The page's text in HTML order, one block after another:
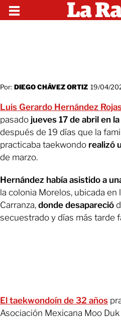
Por: DIEGO CHÁVEZ ORTIZ 19/04/
Luis Gerardo Hernández
pasado jueves 17 de abril en
después de 19 días que la
practicaba taekwondo realizó
de marzo.
Hernández había asistido a
la colonia Morelos, ubicada en
Carranza, donde desapareció
secuestrado y días más tarde
El taekwondoín de 32 años
Asociación Mexicana Moo